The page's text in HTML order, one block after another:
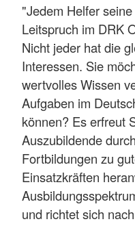
"Jedem Helfer
Leitspruch im DRK
Nicht jeder hat die
Interessen. Sie
wertvolles Wissen
Aufgaben im
können? Es erfreut
Auszubildende
Fortbildungen zu
Einsatzkräften
und richtet sich